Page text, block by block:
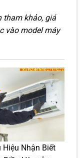
tham khảo, giá
vào model máy